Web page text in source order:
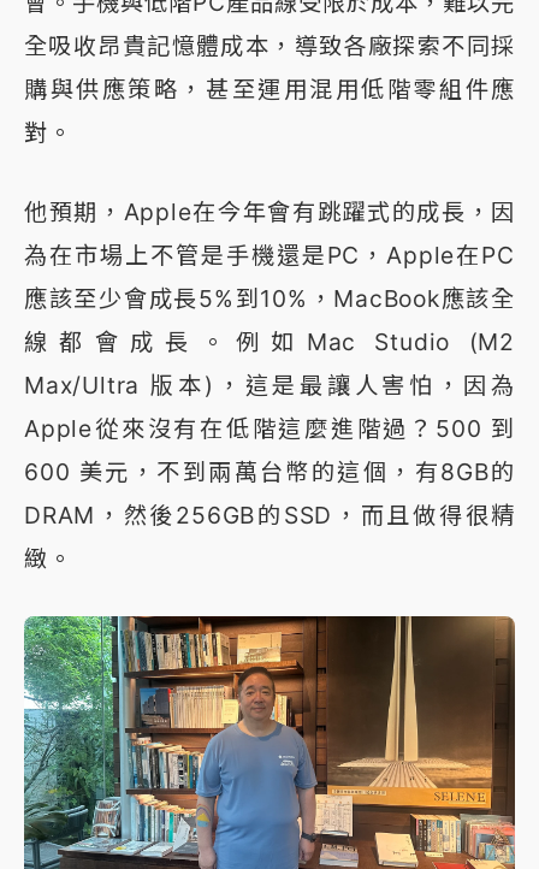
全吸收昂貴記憶體成本，導致各廠探索不同採
購與供應策略，甚至運用混用低階零組件應
對。
他預期，Apple在今年會有跳躍式的成長，因
為在市場上不管是手機還是PC，Apple在PC
應該至少會成長5%到10%，MacBook應該全
線都會成長。例如Mac Studio (M2
Max/Ultra 版本)，這是最讓人害怕，因為
Apple從來沒有在低階這麼進階過？500 到
600 美元，不到兩萬台幣的這個，有8GB的
DRAM，然後256GB的SSD，而且做得很精
緻。